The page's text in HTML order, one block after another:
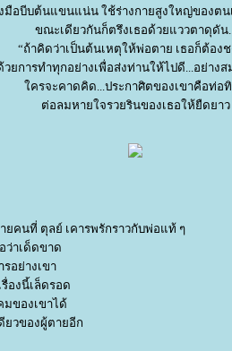
มือบีบต้นแขนแน่น ใช้ร่างกายสูงใหญ่ของตน
ขณะเดียวกันก็ตรึงเธอด้วยแววตาดุดัน
“ถ้าคิดว่าเป็นต้นเหตุให้พ่อตาย เธอก็ต้อง
วยการทำทุกอย่างเพื่อส่งท่านให้ไปดี...อย่างส
ครจะคาดคิด...ประกาศิตของเขาคือท่อ
ต่อลมหายใจรวยรินของเธอให้ยืดยาว
ยคนที่ ตุลย์ เคารพรักราวกับพ่อแท้ ๆ
าเด็ดขาด
อย่างเขา
องนี้เล็ดรอด
มของเขาได้
วของผู้ตายอีก